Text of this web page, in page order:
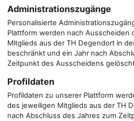
Administrationszugänge
Personalisierte
Plattform werden nach Ausscheiden
Mitglieds aus der TH Degendort in
beschränkt und ein Jahr nach
Zeitpunkt des Ausscheidens
Profildaten
Profildaten zu unserer Plattform
des jeweiligen Mitglieds aus der TH
nach Abschluss des Jahres zum